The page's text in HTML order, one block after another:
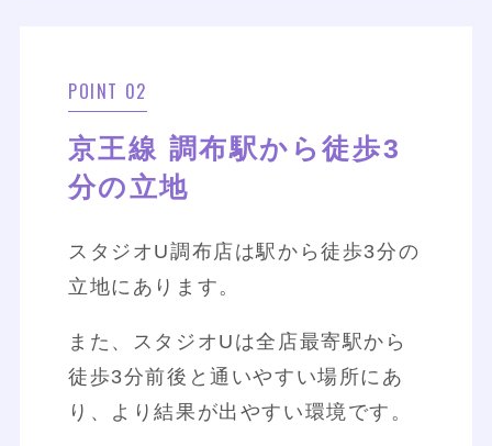
POINT 02
京王線 調布駅から徒歩3
分の立地
スタジオU調布店は駅から徒歩3分の
立地にあります。
また、スタジオUは全店最寄駅から
徒歩3分前後と通いやすい場所にあ
り、より結果が出やすい環境です。